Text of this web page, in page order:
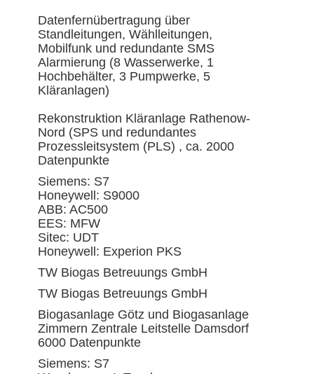
Datenfernübertragung über
Standleitungen, Wählleitungen,
Mobilfunk und redundante SMS
Alarmierung (8 Wasserwerke, 1
Hochbehälter, 3 Pumpwerke, 5
Kläranlagen)
Rekonstruktion Kläranlage Rathenow-
Nord (SPS und redundantes
Prozessleitsystem (PLS) , ca. 2000
Datenpunkte
Siemens: S7
Honeywell: S9000
ABB: AC500
EES: MFW
Sitec: UDT
Honeywell: Experion PKS
TW Biogas Betreuungs GmbH
TW Biogas Betreuungs GmbH
Biogasanlage Götz und Biogasanlage
Zimmern Zentrale Leitstelle Damsdorf
6000 Datenpunkte
Siemens: S7